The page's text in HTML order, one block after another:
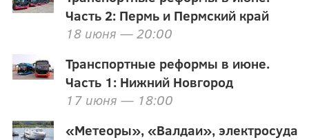
Часть 2: Пермь и Пермский край
18 июня — 20:00
Транспортные реформы в июне.
Часть 1: Нижний Новгород
17 июня — 18:00
«Метеоры», «Валдаи», электросуда